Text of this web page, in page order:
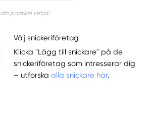
position vetja!
Välj snickeriföretag
Klicka "Lägg till snickare" på de
snickeriföretag som intresserar dig
– utforskaalla snickare här.